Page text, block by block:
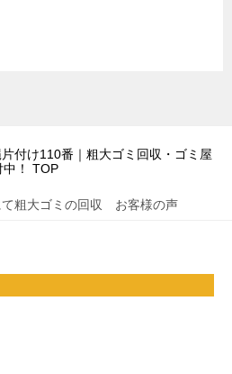
付け110番｜粗大ゴミ回収・ゴミ屋
！
TOP
て粗大ゴミの回収 お客様の声